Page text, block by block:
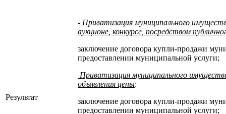
Результат
- Приватизация муниципального
аукционе, конкурсе, посредством
заключение договора купли-продажи
предоставлении муниципальной услуги;
Приватизация муниципального
объявления цены:
заключение договора купли-продажи
предоставлении муниципальной услуги;